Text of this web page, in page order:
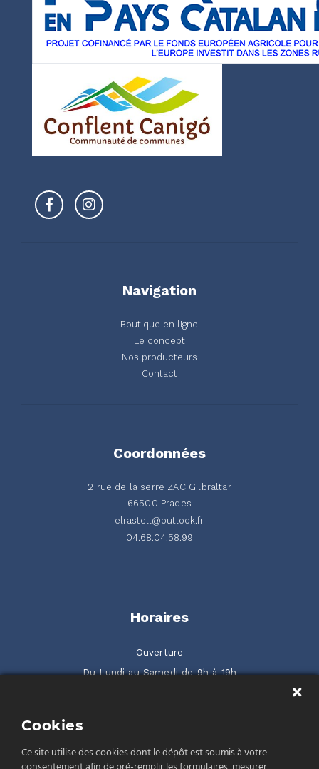
Navigation
Boutique en ligne
Le concept
Nos producteurs
Contact
Coordonnées
2 rue de la serre ZAC Gilbraltar
66500 Prades
elrastell@outlook.fr
04.68.04.58.99
Horaires
Ouverture
Du Lundi au Samedi de 9h à 19h
Cookies
Ce site utilise des cookies dont le dépôt est soumis à votre